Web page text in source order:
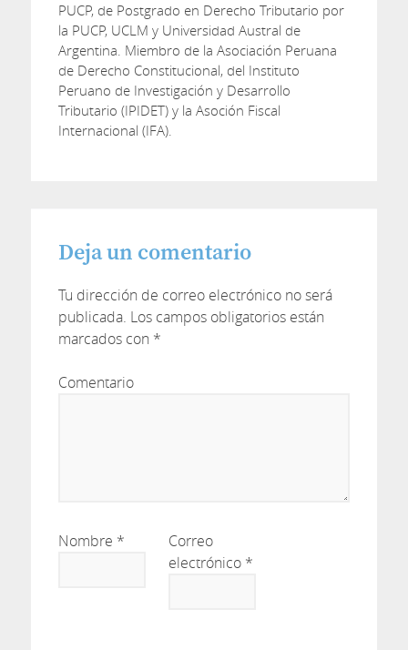
PUCP, de Postgrado en Derecho Tributario por
la PUCP, UCLM y Universidad Austral de
Argentina. Miembro de la Asociación Peruana
de Derecho Constitucional, del Instituto
Peruano de Investigación y Desarrollo
Tributario (IPIDET) y la Asoción Fiscal
Internacional (IFA).
Deja un comentario
Tu dirección de correo electrónico no será
publicada. Los campos obligatorios están
marcados con *
Comentario
Nombre *
Correo
electrónico *